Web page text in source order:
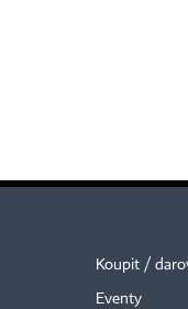
Koupit /
Eventy